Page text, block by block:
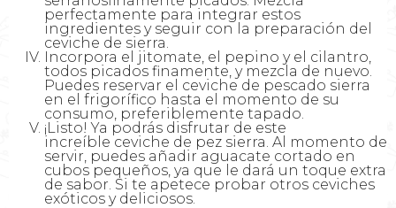
perfectamente para integrar estos
ingredientes y seguir con la preparación del
ceviche de sierra.
Incorpora el jitomate, el pepino y el cilantro,
todos picados finamente, y mezcla de nuevo.
Puedes reservar el ceviche de pescado sierra
en el frigorífico hasta el momento de su
consumo, preferiblemente tapado.
¡Listo! Ya podrás disfrutar de este
increíble ceviche de pez sierra. Al momento de
servir, puedes añadir aguacate cortado en
cubos pequeños, ya que le dará un toque extra
de sabor. Si te apetece probar otros ceviches
exóticos y deliciosos.